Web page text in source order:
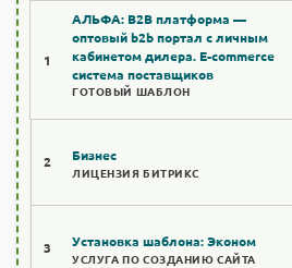
1
АЛЬФА: B2B платформа —
оптовый b2b портал с личным
кабинетом дилера. E-commerce
система поставщиков
ГОТОВЫЙ ШАБЛОН
2 Бизнес
ЛИЦЕНЗИЯ БИТРИКС
3 Установка шаблона: Эконом
УСЛУГА ПО СОЗДАНИЮ САЙТА